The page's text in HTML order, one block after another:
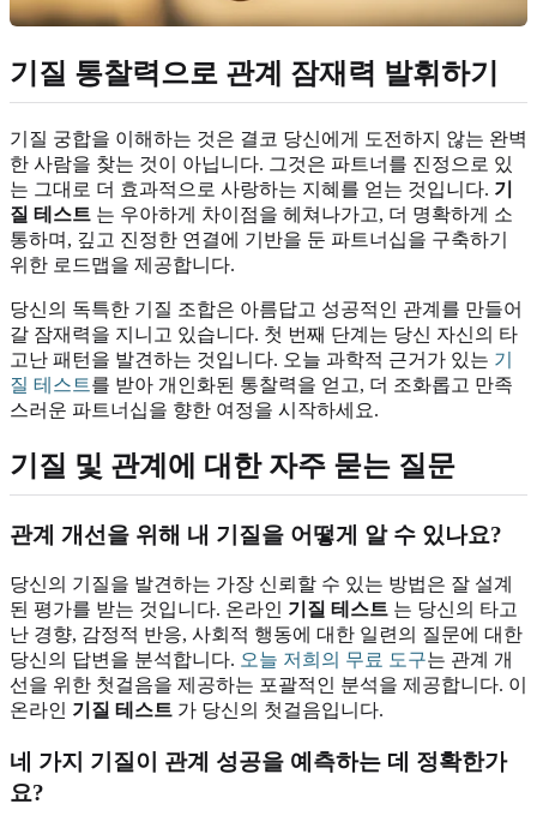
기질 통찰력으로 관계 잠재력 발휘하기
기질 궁합을 이해하는 것은 결코 당신에게 도전하지 않는 완벽
한 사람을 찾는 것이 아닙니다. 그것은 파트너를 진정으로 있
는 그대로 더 효과적으로 사랑하는 지혜를 얻는 것입니다. 기
질 테스트 는 우아하게 차이점을 헤쳐나가고, 더 명확하게 소
통하며, 깊고 진정한 연결에 기반을 둔 파트너십을 구축하기
위한 로드맵을 제공합니다.
당신의 독특한 기질 조합은 아름답고 성공적인 관계를 만들어
갈 잠재력을 지니고 있습니다. 첫 번째 단계는 당신 자신의 타
고난 패턴을 발견하는 것입니다. 오늘 과학적 근거가 있는 기
질 테스트를 받아 개인화된 통찰력을 얻고, 더 조화롭고 만족
스러운 파트너십을 향한 여정을 시작하세요.
기질 및 관계에 대한 자주 묻는 질문
관계 개선을 위해 내 기질을 어떻게 알 수 있나요?
당신의 기질을 발견하는 가장 신뢰할 수 있는 방법은 잘 설계
된 평가를 받는 것입니다. 온라인 기질 테스트 는 당신의 타고
난 경향, 감정적 반응, 사회적 행동에 대한 일련의 질문에 대한
당신의 답변을 분석합니다. 오늘 저희의 무료 도구는 관계 개
선을 위한 첫걸음을 제공하는 포괄적인 분석을 제공합니다. 이
온라인 기질 테스트 가 당신의 첫걸음입니다.
네 가지 기질이 관계 성공을 예측하는 데 정확한가
요?